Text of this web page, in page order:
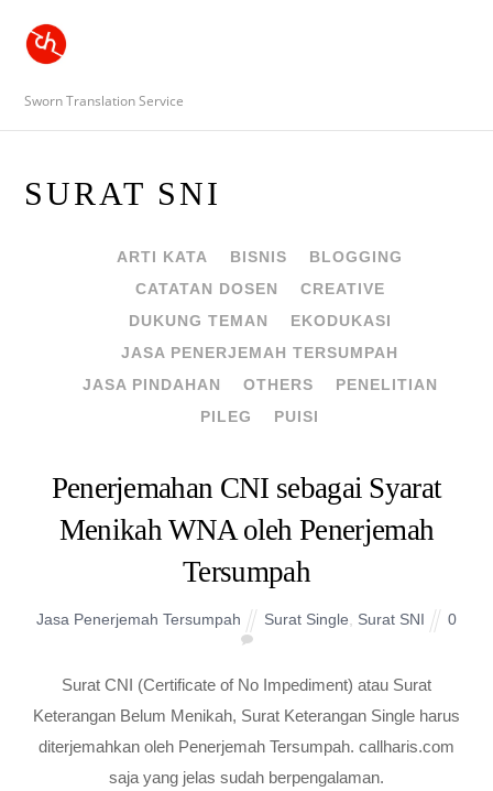
Sworn Translation Service
SURAT SNI
ARTI KATA BISNIS
BLOGGING
CATATAN DOSEN
CREATIVE
DUKUNG TEMAN
EKODUKASI
JASA PENERJEMAH TERSUMPAH
JASA PINDAHAN
OTHERS
PENELITIAN
PILEG
PUISI
Penerjemahan CNI sebagai Syarat
Menikah WNA oleh Penerjemah
Tersumpah
Jasa Penerjemah Tersumpah Surat Single Surat SNI 0
Surat CNI (Certificate of No Impediment) atau Surat
Keterangan Belum Menikah, Surat Keterangan Single harus
diterjemahkan oleh Penerjemah Tersumpah. callharis.com
saja yang jelas sudah berpengalaman.